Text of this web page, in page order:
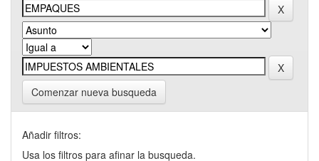
Comenzar nueva busqueda
Añadir filtros:
Usa los filtros para afinar la busqueda.